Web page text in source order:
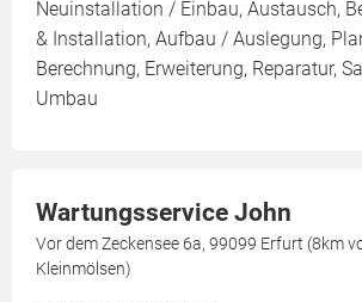
Neuinstallation / Einbau, Austausch,
& Installation, Aufbau / Auslegung,
Berechnung, Erweiterung, Reparatur,
Umbau
Wartungsservice John
Vor dem Zeckensee 6a, 99099 Erfurt (8km
Kleinmölsen)